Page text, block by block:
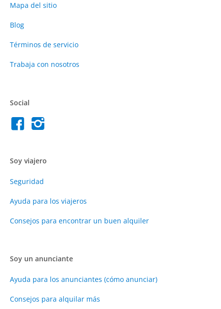
Mapa del sitio
Blog
Términos de servicio
Trabaja con nosotros
Social
Soy viajero
Seguridad
Ayuda para los viajeros
Consejos para encontrar un buen alquiler
Soy un anunciante
Ayuda para los anunciantes (cómo anunciar)
Consejos para alquilar más